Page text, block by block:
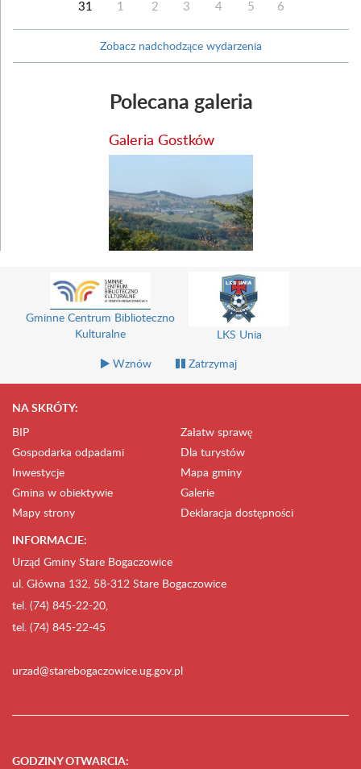
31
1 2 3 4 5 6
Zobacz nadchodzące wydarzenia
Polecana galeria
Galeria Gostków
Gminne Centrum Biblioteczno
Kulturalne
LKS Unia
Wznów
Zatrzymaj
NA SKRÓTY:
BIP
Załatw sprawę
Gospodarka odpadami
Dla turystów
Inwestycje
Mapa gminy
Gmina w obiektywie
Galerie
Mapy strony
Deklaracja dostępności
INFORMACJE:
Urząd Gminy Stare Bogaczowice
ul. Główna 132, 58-312 Stare Bogaczowice
tel. (74) 845-22-20,
tel. (74) 845-22-45
urzad@starebogaczowice.ug.gov.pl
GODZINY OTWARCIA: